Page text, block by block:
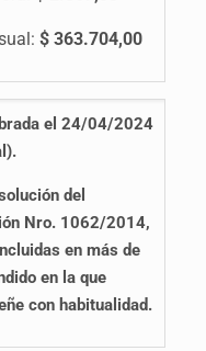
$ 363.704,00
el 24/04/2024
del
Nro. 1062/2014,
en más de
en la que
con habitualidad.